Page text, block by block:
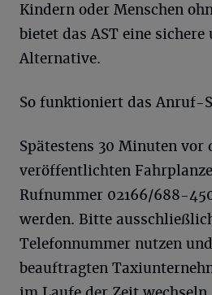
Kindern oder Menschen
bietet das AST eine
Alternative.
So funktioniert das Anruf-
Spätestens 30 Minuten vor
veröffentlichten
Rufnummer 02166/688-
werden. Bitte
Telefonnummer nutzen
beauftragten